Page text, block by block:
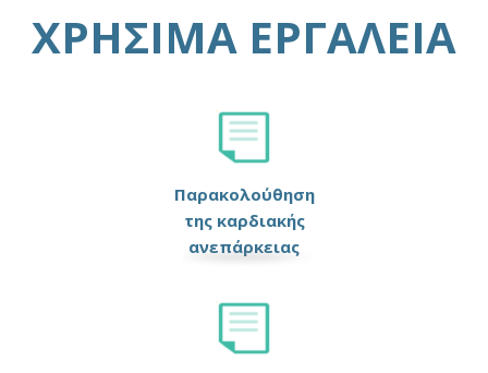
ΧΡΉΣΙΜΑ ΕΡΓΑΛΕΊΑ
Παρακολούθηση
της καρδιακής
ανεπάρκειας